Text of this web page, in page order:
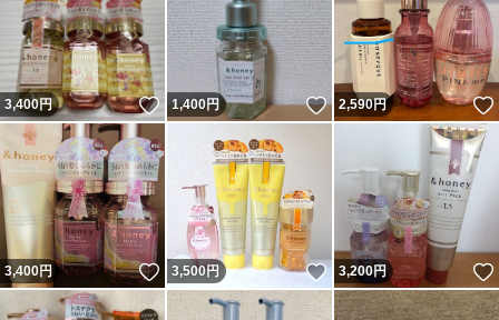
3,400円 いいね！
1,400円 いいね！
2,590円
3,400円 いいね！
3,500円 いいね！
3,200円